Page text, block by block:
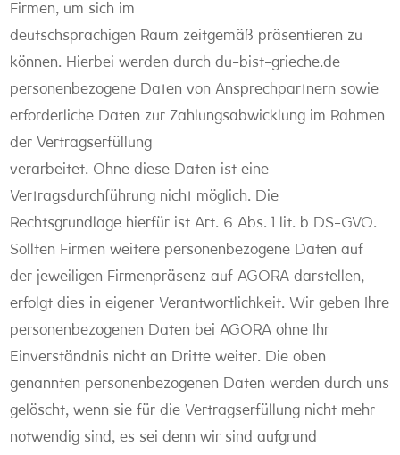
Firmen, um sich im
deutschsprachigen Raum zeitgemäß präsentieren zu
können. Hierbei werden durch du-bist-grieche.de
personenbezogene Daten von Ansprechpartnern sowie
erforderliche Daten zur Zahlungsabwicklung im Rahmen
der Vertragserfüllung
verarbeitet. Ohne diese Daten ist eine
Vertragsdurchführung nicht möglich. Die
Rechtsgrundlage hierfür ist Art. 6 Abs. 1 lit. b DS-GVO.
Sollten Firmen weitere personenbezogene Daten auf
der jeweiligen Firmenpräsenz auf AGORA darstellen,
erfolgt dies in eigener Verantwortlichkeit. Wir geben Ihre
personenbezogenen Daten bei AGORA ohne Ihr
Einverständnis nicht an Dritte weiter. Die oben
genannten personenbezogenen Daten werden durch uns
gelöscht, wenn sie für die Vertragserfüllung nicht mehr
notwendig sind, es sei denn wir sind aufgrund